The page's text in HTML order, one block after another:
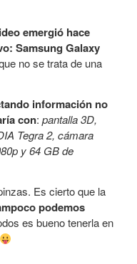
emergió hace
Samsung Galaxy
no se trata de una
información no
con: pantalla 3D,
Tegra 2, cámara
y 64 GB de
Es cierto que la
podemos
es bueno tenerla en